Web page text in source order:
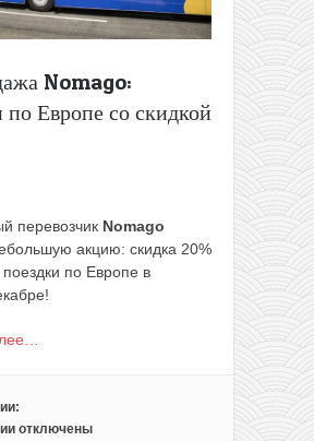
Nomago:
по Европе со скидкой
перевозчик Nomago
акцию: скидка 20%
по Европе в
отключены